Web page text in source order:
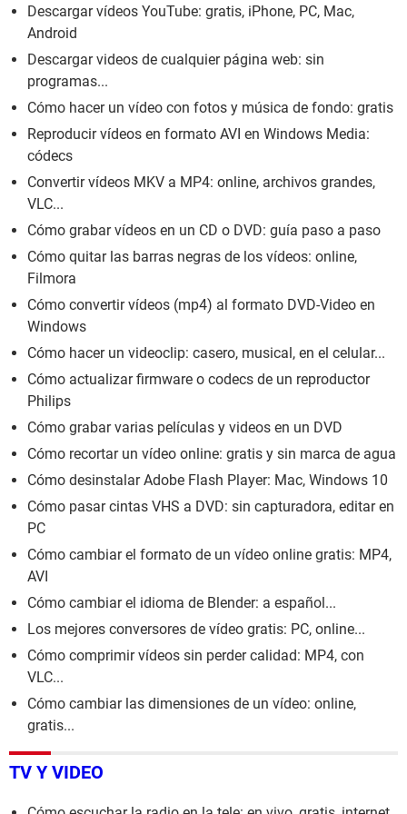
Descargar vídeos YouTube: gratis, iPhone, PC, Mac,
Android
Descargar videos de cualquier página web: sin
programas...
Cómo hacer un vídeo con fotos y música de fondo: gratis
Reproducir vídeos en formato AVI en Windows Media:
códecs
Convertir vídeos MKV a MP4: online, archivos grandes,
VLC...
Cómo grabar vídeos en un CD o DVD: guía paso a paso
Cómo quitar las barras negras de los vídeos: online,
Filmora
Cómo convertir vídeos (mp4) al formato DVD-Video en
Windows
Cómo hacer un videoclip: casero, musical, en el celular...
Cómo actualizar firmware o codecs de un reproductor
Philips
Cómo grabar varias películas y videos en un DVD
Cómo recortar un vídeo online: gratis y sin marca de agua
Cómo desinstalar Adobe Flash Player: Mac, Windows 10
Cómo pasar cintas VHS a DVD: sin capturadora, editar en
PC
Cómo cambiar el formato de un vídeo online gratis: MP4,
AVI
Cómo cambiar el idioma de Blender: a español...
Los mejores conversores de vídeo gratis: PC, online...
Cómo comprimir vídeos sin perder calidad: MP4, con
VLC...
Cómo cambiar las dimensiones de un vídeo: online,
gratis...
TV Y VIDEO